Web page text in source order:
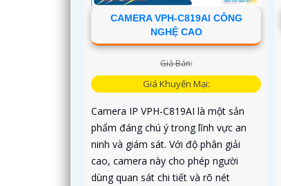
CAMERA VPH-C819AI CÔNG
NGHỆ CAO
Giá Bán:
Giá Khuyến Mại:
Camera IP VPH-C819AI là một sản
phẩm đáng chú ý trong lĩnh vực an
ninh và giám sát. Với độ phân giải
cao, camera này cho phép người
dùng quan sát chi tiết và rõ nét